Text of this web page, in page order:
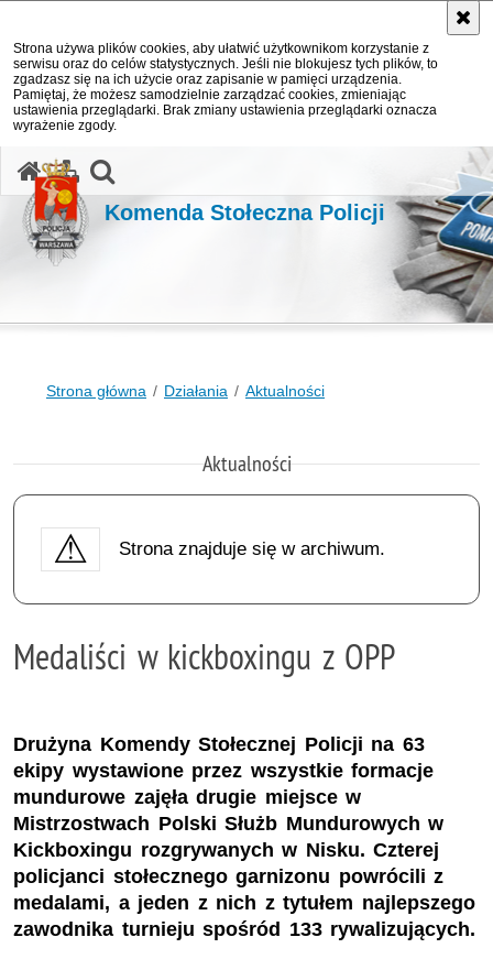
Strona używa plików cookies, aby ułatwić użytkownikom korzystanie z
serwisu oraz do celów statystycznych. Jeśli nie blokujesz tych plików, to
zgadzasz się na ich użycie oraz zapisanie w pamięci urządzenia.
Pamiętaj, że możesz samodzielnie zarządzać cookies, zmieniając
ustawienia przeglądarki. Brak zmiany ustawienia przeglądarki oznacza
wyrażenie zgody.
Komenda Stołeczna Policji
Strona główna Działania Aktualności
Aktualności
Strona znajduje się w archiwum.
Medaliści w kickboxingu z OPP
Drużyna Komendy Stołecznej Policji na 63
ekipy wystawione przez wszystkie formacje
mundurowe zajęła drugie miejsce w
Mistrzostwach Polski Służb Mundurowych w
Kickboxingu rozgrywanych w Nisku. Czterej
policjanci stołecznego garnizonu powrócili z
medalami, a jeden z nich z tytułem najlepszego
zawodnika turnieju spośród 133 rywalizujących.